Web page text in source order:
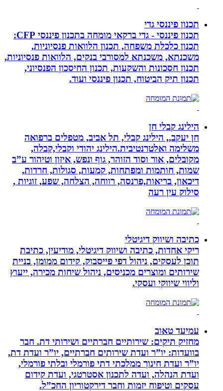
תכנון פיננסי גדי
תכנון פיננסי - גדי ברקאי מומחה בתכנון פיננסי CFP:
תכנון כלכלת משפחה, תכנון הלוואות פנסיוניות,
משכנתא, משכנתא למסורבי בנקים, הלוואות פנסיוניות,
תכנון חסכונות והשקעות, תכנון החיסכון הפנסיוני,
תכנון תיק הביטוח, תכנון פיננסי ועוד.
הילינג קבלי חן
חן יעקב,, הילינג קבלי, תל אביב, מטפלים ברפואה
משלימה ואלטרנטיבית.הילינג יהודי וקבלי,קבלה,
מקובלים, אור וסוד הזוהר, גוף ונפש, איזון וטיהור ע”ב
שמות, חותמות ומפתחות, קמעות, סגולות, חרדות,
דיכאון, בריאות,פרנסה, רווחה, הצלחה, שפע, זוגיות ,
סילוק עין רעה
כתיבה ושיווק דיגיטלי
ריקי אחדות, כתיבה ושיווק דיגיטלי, מודיעין, כתיבת
תוכן לעסקים, ניהול דפי פייסבוק, קידום ממומן, בניית
שירותים ומוצרים מכניסים, ניהול שיחות מכירה, ייעוץ
וליווי שיווקי ועסקי.
עמיעד טאוב
מחזיק תיקים: שירותיים חברתיים ושירותי דת. חבר
בוועדות: יו”ר ועדת שירותים חברתיים, יו”ר ועדת דת,
יו”ר ועדת חינוך ממלכתי דתי פורמלי ובלתי פורמלי,
ועדת הנהלה, ועדה לתכנון אסטרטגי, ועדת קידום
עסקים וטיפוח יזמות וחבר דירקטוריון החכ”ל.